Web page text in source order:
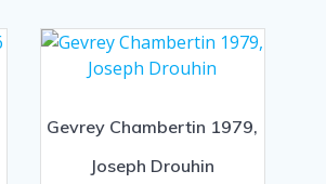
Gevrey Chambertin 1979,
Joseph Drouhin